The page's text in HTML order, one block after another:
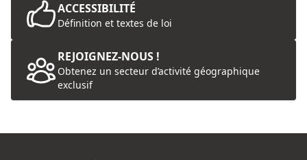
ACCESSIBILITÉ
Définition et textes de loi
REJOIGNEZ-NOUS !
Obtenez un secteur d’activité géographique
exclusif